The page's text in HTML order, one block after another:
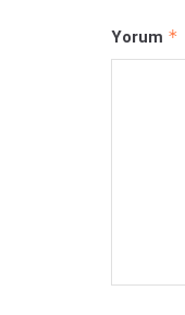
Yorum *